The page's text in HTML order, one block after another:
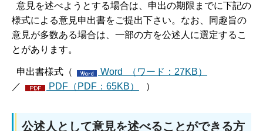
意見を述べようとする場合は、申出の期限までに下記の
様式による意見申出書をご提出下さい。なお、同趣旨の
意見が多数ある場合は、一部の方を公述人に選定するこ
とがあります。
申出書様式（
Word （ワード：27KB）
／
PDF（PDF：65KB） ）
公述人として意見を述べることができる方